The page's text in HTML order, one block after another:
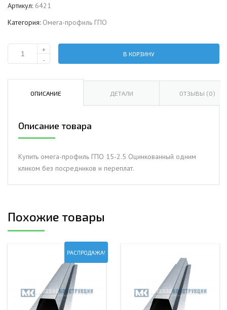
Артикул: 6421
Категория: Омега-профиль ГПО
Количество
профиль
Оцинкованный
+
-
В КОРЗИНУ
ОПИСАНИЕ ДЕТАЛИ ОТЗЫВЫ (0)
Описание товара
Купить омега-профиль ГПО 15-2.5 Оцинкованный одним
кликом без посредников и переплат.
Похожие товары
РАСПРОДАЖА!